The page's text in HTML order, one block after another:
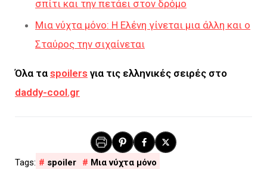
σπίτι και την πετάει στον δρόμο
Μια νύχτα μόνο: Η Ελένη γίνεται μια άλλη και ο
Σταύρος την σιχαίνεται
Όλα τα spoilers για τις ελληνικές σειρές στο
daddy-cool.gr
spoiler
Μια νύχτα μόνο